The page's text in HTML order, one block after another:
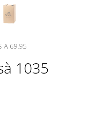
A 69,95
1035